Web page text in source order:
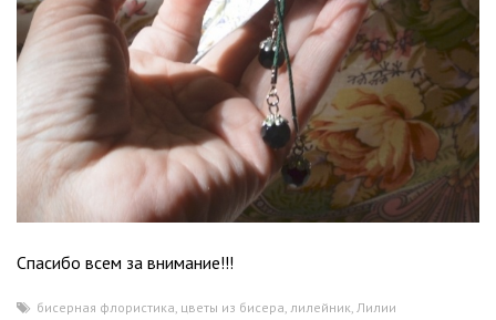
Спасибо всем за внимание!!!
бисерная флористика, цветы из бисера, лилейник, Лилии